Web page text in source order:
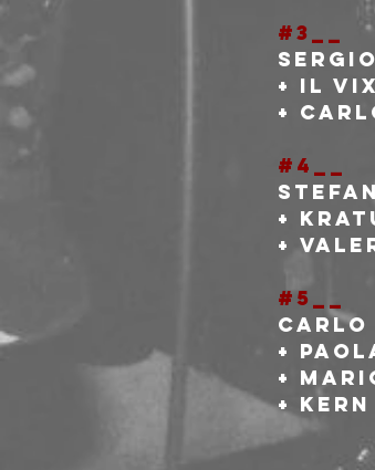
#3__
+ Il
+
#4__
+
+
#5__
Carlo
+
+
+ Kern